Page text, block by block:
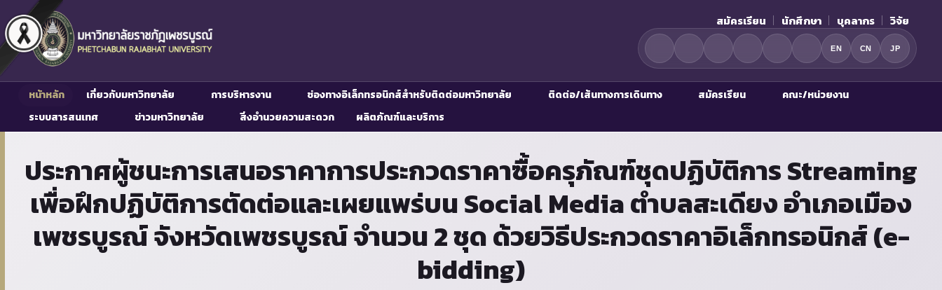
สมัครเรียน นักศึกษา บุคลากร วิจัย
EN CN JP
หน้าหลัก เกี่ยวกับมหาวิทยาลัย การบริหารงาน ช่องทางอิเล็กทรอนิกส์สำหรับติดต่อมหาวิทยาลัย ติดต่อ/เส้นทางการเดินทาง สมัครเรียน
คณะ/หน่วยงาน
ระบบสารสนเทศ
ข่าวมหาวิทยาลัย สิ่งอำนวยความสะดวก ผลิตภัณฑ์และบริการ
ประกาศผู้ชนะการเสนอราคาการประกวดราคาซื้อครุภัณฑ์ชุดปฏิบัติการ Streaming
เพื่อฝึกปฏิบัติการตัดต่อและเผยแพร่บน Social Media ตำบลสะเดียง อำเภอเมือง
เพชรบูรณ์ จังหวัดเพชรบูรณ์ จำนวน 2 ชุด ด้วยวิธีประกวดราคาอิเล็กทรอนิกส์ (e-
bidding)